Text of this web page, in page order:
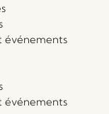
événements
événements